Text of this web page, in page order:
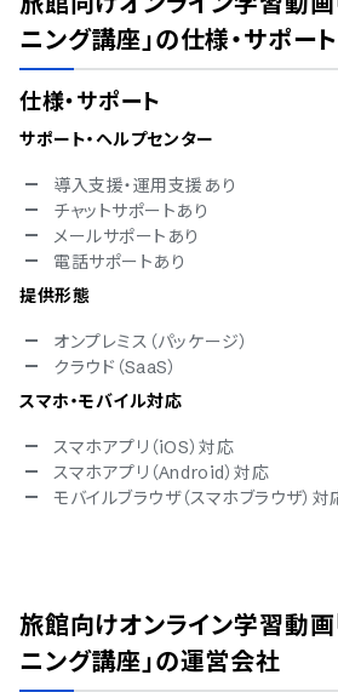
ニング講座」の仕様・サポー
仕様・サポート
サポート・ヘルプセンター
導入支援・運用支援あり
チャットサポートあり
メールサポートあり
電話サポートあり
提供形態
オンプレミス（パッケージ）
クラウド（SaaS）
スマホ・モバイル対応
スマホアプリ（iOS）対応
スマホアプリ（Android）対応
モバイルブラウザ（スマホブラウザ）対
冗長化
通信の暗号化
IP制限
旅館向けオンライン学習動画
ニング講座」の運営会社